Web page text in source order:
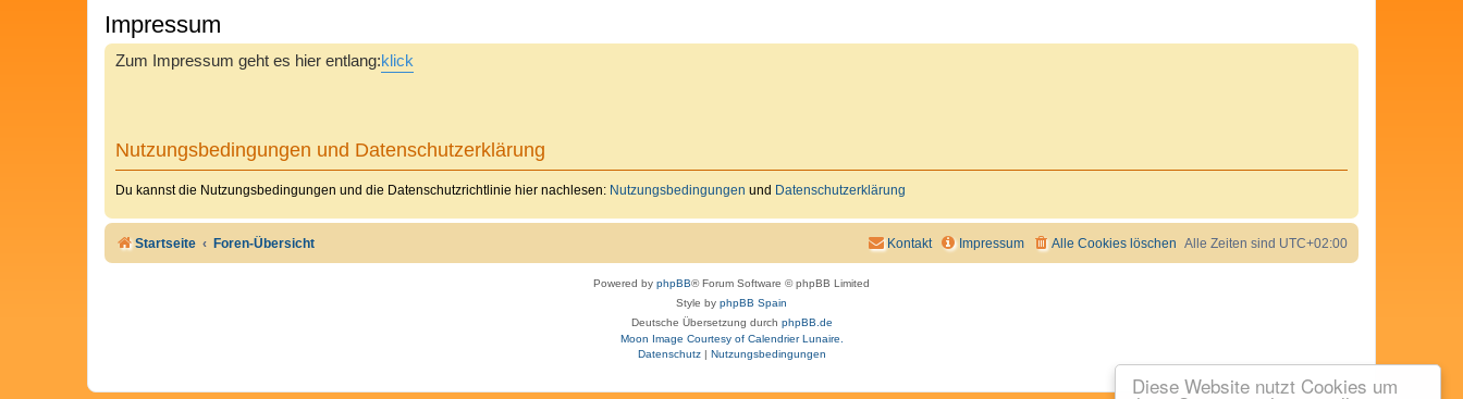
Diese Website nutzt Cookies um
Impressum
Zum Impressum geht es hier entlang:klick
Nutzungsbedingungen und Datenschutzerklärung
Du kannst die Nutzungsbedingungen und die Datenschutzrichtlinie hier nachlesen: Nutzungsbedingungen und Datenschutzerklärung
Startseite Foren-Übersicht Alle Zeiten sind UTC+02:00
Alle Cookies löschen
Impressum
Kontakt
Powered by phpBB® Forum Software © phpBB Limited
Style by phpBB Spain
Deutsche Übersetzung durch phpBB.de
Moon Image Courtesy of Calendrier Lunaire.
Datenschutz| Nutzungsbedingungen